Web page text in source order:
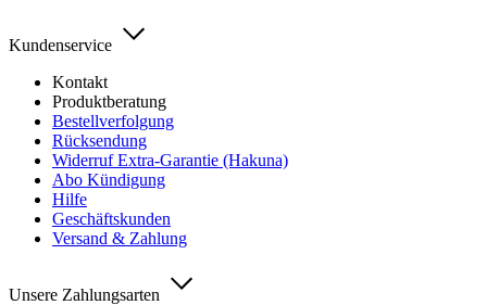
Kundenservice
Kontakt
Produktberatung
Bestellverfolgung
Rücksendung
Widerruf Extra-Garantie (Hakuna)
Abo Kündigung
Hilfe
Geschäftskunden
Versand & Zahlung
Unsere Zahlungsarten